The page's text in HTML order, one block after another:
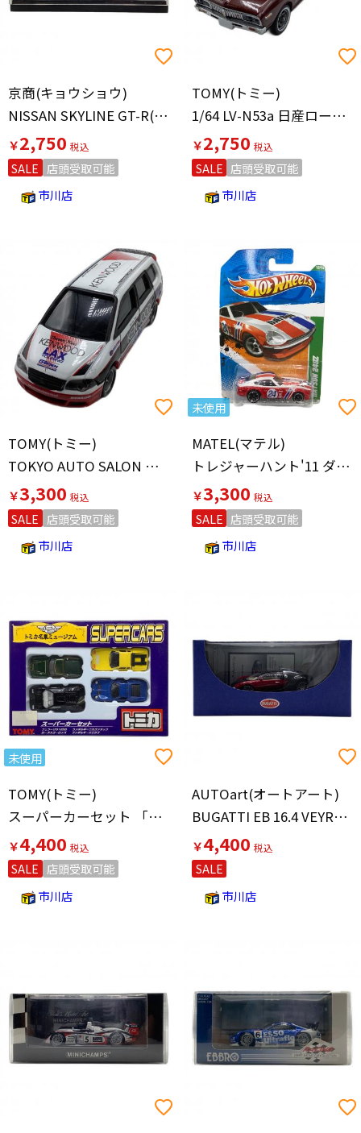
京商(キョウショウ)
NISSAN SKYLINE GT-R(BCNR33) Fuji Speedway Pace car ダイキャストカー
￥2,750
SALE 店頭受取可能
市川店
TOMY(トミー)
1/64 LV-N53a 日産ローレル 2000SGX(茶) トミカ トミカリミテッド ヴィンテージ/NEO
￥2,750
SALE 店頭受取可能
市川店
TOMY(トミー)
TOKYO AUTO SALON トミカ LOTTO6 ホンダ オデッセイ KENWOOD トミカ
￥3,300
SALE 店頭受取可能
市川店
未使用
MATEL(マテル)
トレジャーハント'11 ダットサン240Z ミニカー
￥3,300
SALE 店頭受取可能
市川店
未使用
TOMY(トミー)
スーパーカーセット 「トミカ 名車ミュージアム」 トミカ
￥4,400
SALE 店頭受取可能
市川店
AUTOart(オートアート)
BUGATTI EB 16.4 VEYRON(ブラック×レッド)
￥4,400
SALE
市川店